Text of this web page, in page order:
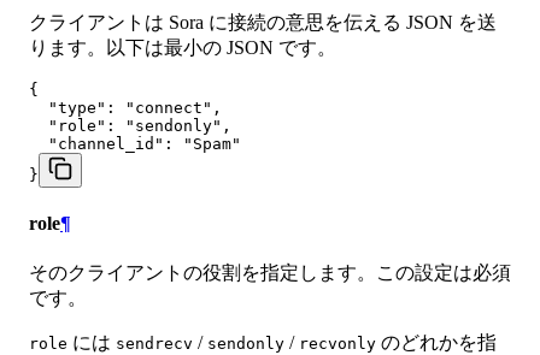
クライアントは Sora に接続の意思を伝える JSON を送
ります。以下は最小の JSON です。
{
  "type": "connect",
  "role": "sendonly",
  "channel_id": "Spam"
}
role¶
そのクライアントの役割を指定します。この設定は必須
です。
role には sendrecv / sendonly / recvonly のどれかを指